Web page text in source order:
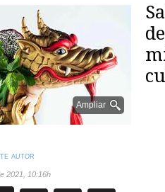
Ampliar
autor
2021 10:16h